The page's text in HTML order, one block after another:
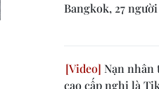
Bangkok, 27
Nạn nhân
cao cấp nghi là